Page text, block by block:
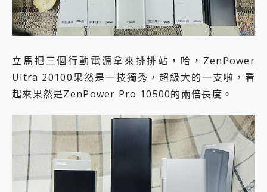
立馬把三個行動電源拿來排排站，哈，ZenPower
Ultra 20100果然是一技獨秀，超級大的一支啦，看
起來果然是ZenPower Pro 10500的兩倍長度。